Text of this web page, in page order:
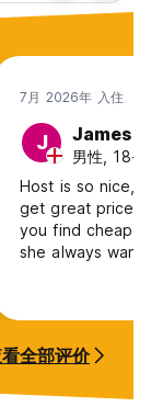
7月 2026年 入住
J James
男性, 18-
Host is so nice,
get great prices
you find
she always
extending
great
全部评价